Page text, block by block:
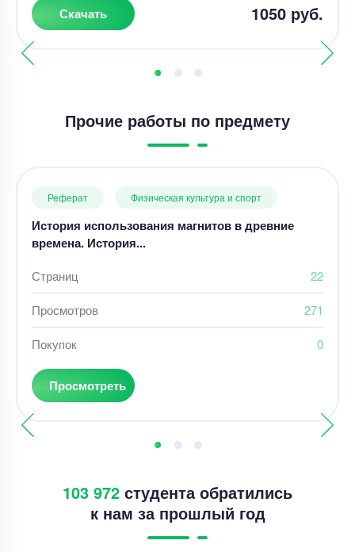
Скачать 1050 руб.
Прочие работы по предмету
Реферат Физическая культура и спорт
История использования магнитов в древние
времена. История...
Страниц 22
Просмотров 271
Покупок 0
Просмотреть
103 972 студента обратились
к нам за прошлый год